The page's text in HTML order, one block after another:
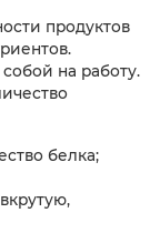
продуктов
на работу.
белка;